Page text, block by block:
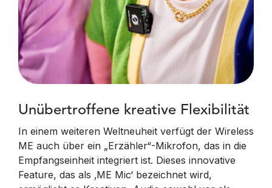
Unübertroffene kreative Flexibilität
In einem weiteren Weltneuheit verfügt der Wireless
ME auch über ein „Erzähler“-Mikrofon, das in die
Empfangseinheit integriert ist. Dieses innovative
Feature, das als ‚ME Mic‘ bezeichnet wird,